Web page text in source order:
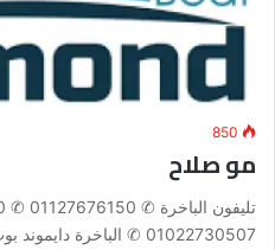
850
مو صلاح
01022730507 ✆ الباخرة